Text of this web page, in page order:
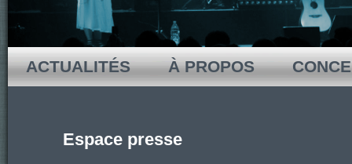
À PROPOS
ACTUALITÉS
Espace presse